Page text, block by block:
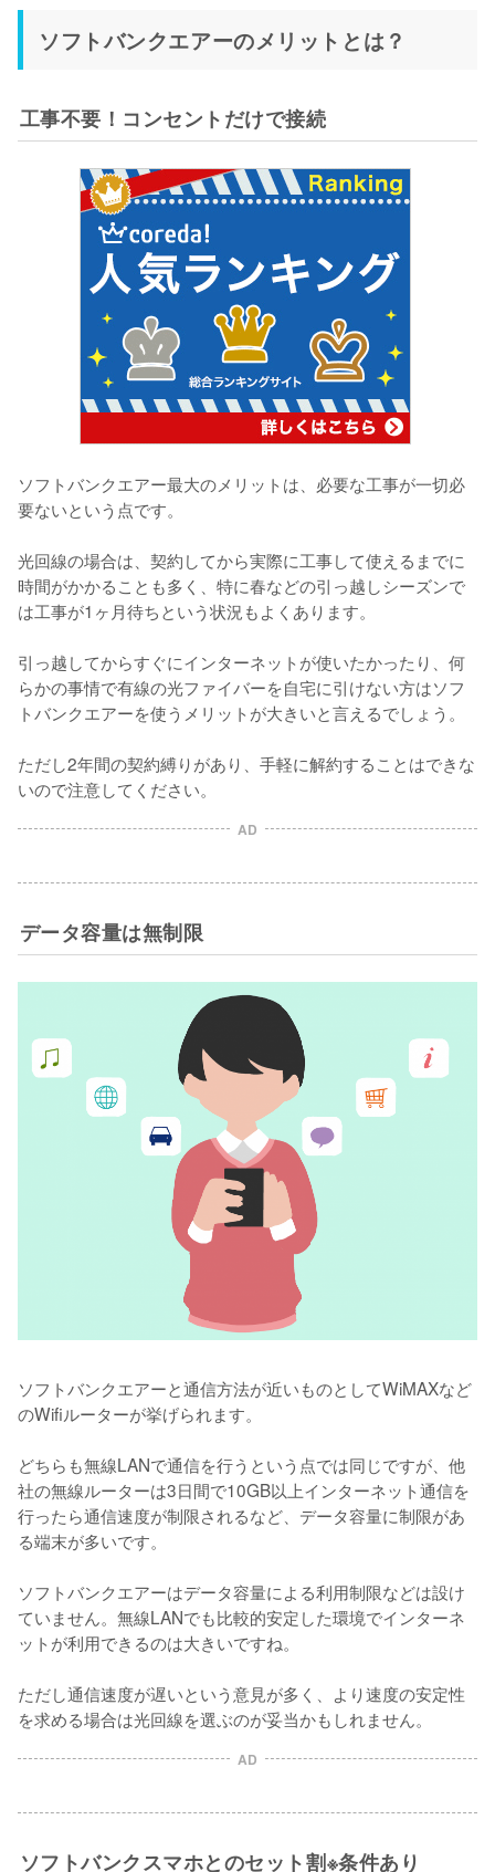
ソフトバンクエアーのメリットとは？
工事不要！コンセントだけで接続
ソフトバンクエアー最大のメリットは、必要な工事が一切必
要ないという点です。
光回線の場合は、契約してから実際に工事して使えるまでに
時間がかかることも多く、特に春などの引っ越しシーズンで
は工事が1ヶ月待ちという状況もよくあります。
引っ越してからすぐにインターネットが使いたかったり、何
らかの事情で有線の光ファイバーを自宅に引けない方はソフ
トバンクエアーを使うメリットが大きいと言えるでしょう。
ただし2年間の契約縛りがあり、手軽に解約することはできな
いので注意してください。
AD
データ容量は無制限
ソフトバンクエアーと通信方法が近いものとしてWiMAXなど
のWifiルーターが挙げられます。
どちらも無線LANで通信を行うという点では同じですが、他
社の無線ルーターは3日間で10GB以上インターネット通信を
行ったら通信速度が制限されるなど、データ容量に制限があ
る端末が多いです。
ソフトバンクエアーはデータ容量による利用制限などは設け
ていません。無線LANでも比較的安定した環境でインターネ
ットが利用できるのは大きいですね。
ただし通信速度が遅いという意見が多く、より速度の安定性
を求める場合は光回線を選ぶのが妥当かもしれません。
AD
ソフトバンクスマホとのセット割※条件あり